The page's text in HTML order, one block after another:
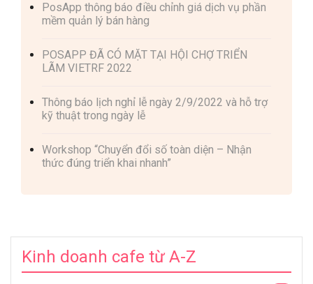
PosApp thông báo điều chỉnh giá dịch vụ phần
mềm quản lý bán hàng
POSAPP ĐÃ CÓ MẶT TẠI HỘI CHỢ TRIỂN
LÃM VIETRF 2022
Thông báo lịch nghỉ lễ ngày 2/9/2022 và hỗ trợ
kỹ thuật trong ngày lễ
Workshop “Chuyển đổi số toàn diện – Nhận
thức đúng triển khai nhanh”
Kinh doanh cafe từ A-Z